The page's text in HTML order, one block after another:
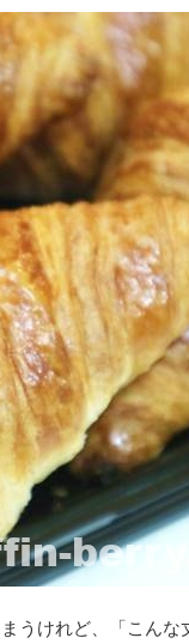
うけれど、「こんな